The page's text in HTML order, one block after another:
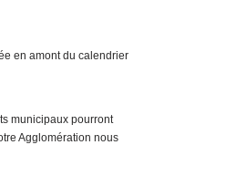
en amont du calendrier
municipaux pourront
Agglomération nous